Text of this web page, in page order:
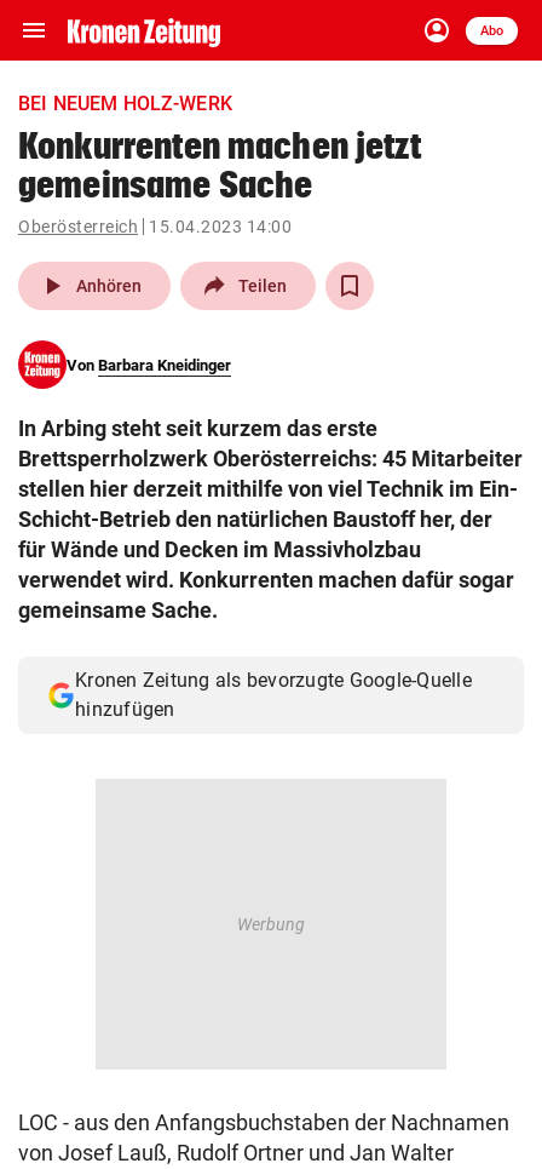
menu Navigation
ein-/ausklappen
account_circle
Anmelden
Abo
close Schließen
account_circle Anmelden
pin_drop
Wien arrow_right
search
eingeben
Muthgasse 2, 1190 Wien
BEI NEUEM HOLZ-WERK
Konkurrenten machen jetzt
gemeinsame Sache
Oberösterreich 15.04.2023 14:00
play_arrow Anhören Teilen
Von Barbara Kneidinger
In Arbing steht seit kurzem das erste
Brettsperrholzwerk Oberösterreichs: 45 Mitarbeiter
stellen hier derzeit mithilfe von viel Technik im Ein-
Schicht-Betrieb den natürlichen Baustoff her, der
für Wände und Decken im Massivholzbau
verwendet wird. Konkurrenten machen dafür sogar
gemeinsame Sache.
Kronen Zeitung als bevorzugte Google-Quelle
hinzufügen
LOC - aus den Anfangsbuchstaben der Nachnamen
von Josef Lauß, Rudolf Ortner und Jan Walter